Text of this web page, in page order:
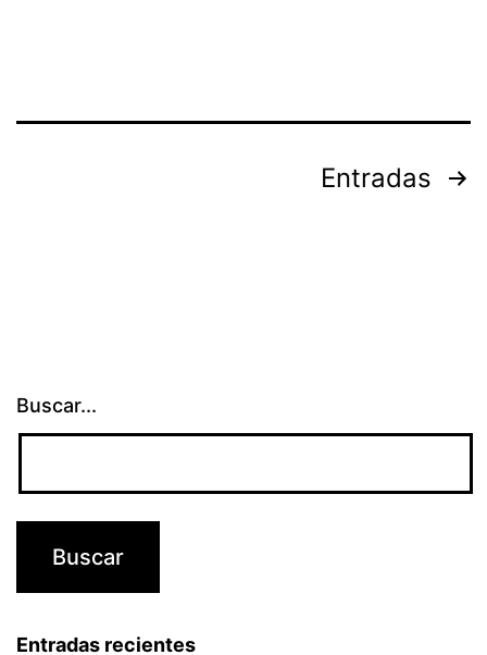
Entradas
Buscar...
Entradas recientes